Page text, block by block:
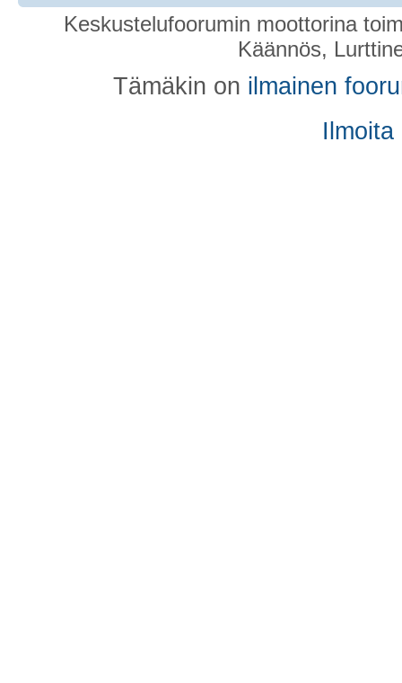
Keskustelufoorumin moottorina
Käännös,
Tämäkin on ilmainen